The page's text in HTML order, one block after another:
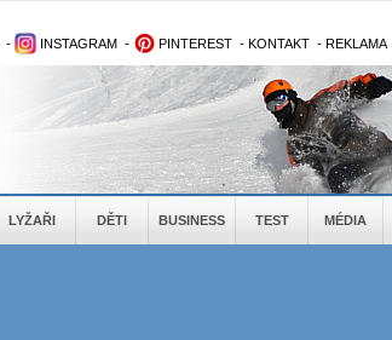
- INSTAGRAM - PINTEREST - KONTAKT - REKLAMA
LYŽAŘI DĚTI BUSINESS TEST MÉDIA